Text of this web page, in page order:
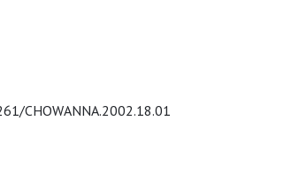
CHOWANNA.2002.18.01